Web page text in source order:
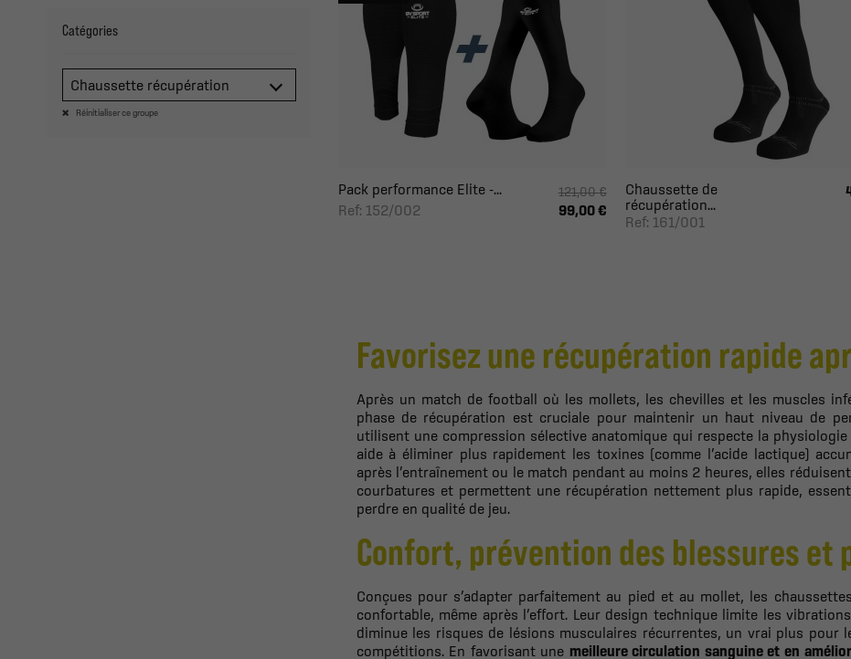
Catégories
Chaussette récupération
Réinitialiser ce groupe
Pack performance Elite -...
Ref: 152/002
121,00 €
99,00 €
Chaussette de
récupération...
Ref: 161/001
Favorisez une récupération rapide
Après un match de football où les mollets, les chevilles et les muscles
phase de récupération est cruciale pour maintenir un haut niveau de
utilisent une compression sélective anatomique qui respecte la
aide à éliminer plus rapidement les toxines (comme l’acide lactique)
après l’entraînement ou le match pendant au moins 2 heures, elles
courbatures et permettent une récupération nettement plus rapide,
perdre en qualité de jeu.
Confort, prévention des blessures et
Conçues pour s’adapter parfaitement au pied et au mollet, les
confortable, même après l’effort. Leur design technique limite les
diminue les risques de lésions musculaires récurrentes, un vrai plus pour
compétitions. En favorisant une meilleure circulation sanguine et en